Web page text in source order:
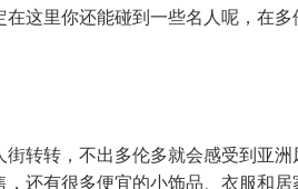
在这里你还能碰到一些名人呢，在
街转转，不出多伦多就会感受到亚
，还有很多便宜的小饰品、衣服和